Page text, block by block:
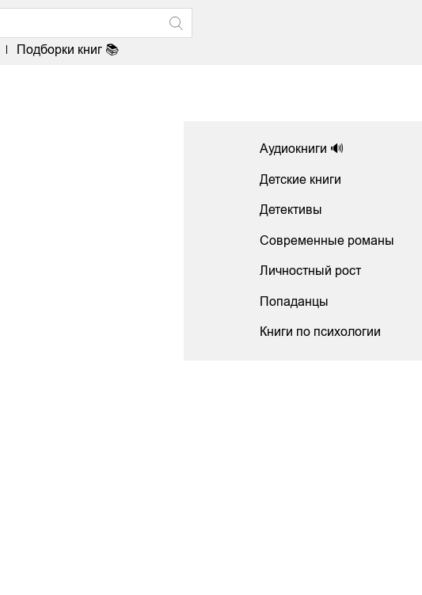
Подборки книг 📚
Аудиокниги 🔊
Детские книги
Детективы
Современные романы
Личностный рост
Попаданцы
Книги по психологии